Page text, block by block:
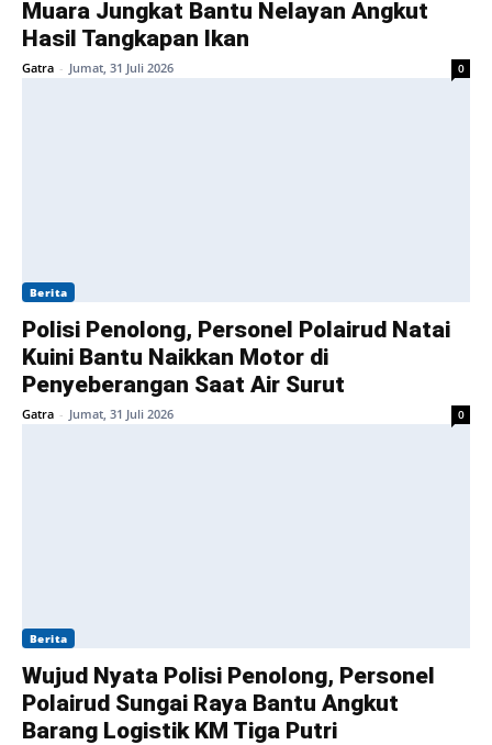
Muara Jungkat Bantu Nelayan Angkut
Hasil Tangkapan Ikan
Gatra - Jumat, 31 Juli 2026 0
Berita
Polisi Penolong, Personel Polairud Natai
Kuini Bantu Naikkan Motor di
Penyeberangan Saat Air Surut
Gatra - Jumat, 31 Juli 2026 0
Berita
Wujud Nyata Polisi Penolong, Personel
Polairud Sungai Raya Bantu Angkut
Barang Logistik KM Tiga Putri